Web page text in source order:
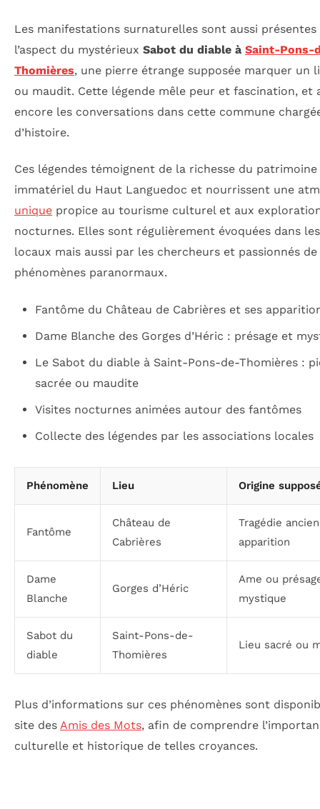
Les manifestations surnaturelles sont aussi présentes
l’aspect du mystérieux Sabot du diable à Saint-Pons-
Thomières, une pierre étrange supposée marquer un
ou maudit. Cette légende mêle peur et fascination, et
encore les conversations dans cette commune
d’histoire.
Ces légendes témoignent de la richesse du patrimoine
immatériel du Haut Languedoc et nourrissent une
unique propice au tourisme culturel et aux
nocturnes. Elles sont régulièrement évoquées dans
locaux mais aussi par les chercheurs et passionnés de
phénomènes paranormaux.
Fantôme du Château de Cabrières et ses
Dame Blanche des Gorges d’Héric : présage et
Le Sabot du diable à Saint-Pons-de-Thomières :
sacrée ou maudite
Visites nocturnes animées autour des fantômes
Collecte des légendes par les associations locales
Phénomène Lieu Origine
Fantôme
Château de
Cabrières
Tragédie
apparition
Dame
Blanche
Gorges d’Héric
Ame ou
mystique
Sabot du
diable
Saint-Pons-de-
Thomières
Lieu sacré ou
Plus d’informations sur ces phénomènes sont
site des Amis des Mots, afin de comprendre
culturelle et historique de telles croyances.